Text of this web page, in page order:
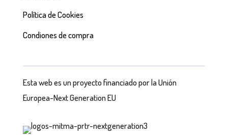
Política de Cookies
Condiones de compra
Esta web es un proyecto financiado por la Unión
Europea-Next Generation EU